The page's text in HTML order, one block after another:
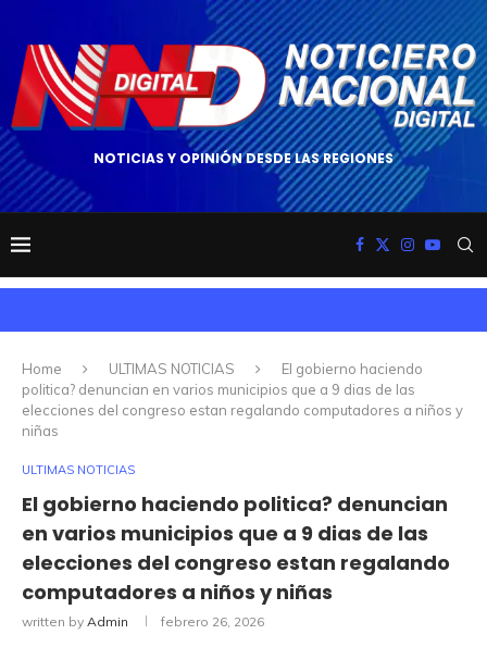
NOTICIAS Y OPINIÓN DESDE LAS REGIONES
Home ULTIMAS NOTICIAS
El gobierno haciendo
politica? denuncian en varios municipios que a 9 dias de las
elecciones del congreso estan regalando computadores a niños y
niñas
ULTIMAS NOTICIAS
El gobierno haciendo politica? denuncian
en varios municipios que a 9 dias de las
elecciones del congreso estan regalando
computadores a niños y niñas
written by Admin febrero 26, 2026